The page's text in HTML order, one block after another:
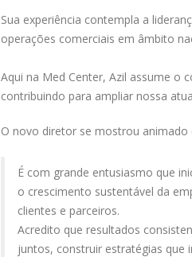
Sua experiência contempla a
operações comerciais em âmbito
Aqui na Med Center, Azil assume o
contribuindo para ampliar nossa
O novo diretor se mostrou
É com grande entusiasmo que
o crescimento sustentável da
clientes e parceiros.
Acredito que resultados
juntos, construir estratégias que